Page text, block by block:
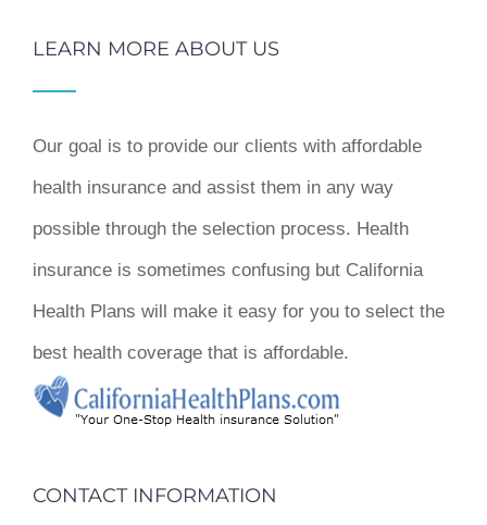
LEARN MORE ABOUT US
Our goal is to provide our clients with affordable
health insurance and assist them in any way
possible through the selection process. Health
insurance is sometimes confusing but California
Health Plans will make it easy for you to select the
best health coverage that is affordable.
CONTACT INFORMATION